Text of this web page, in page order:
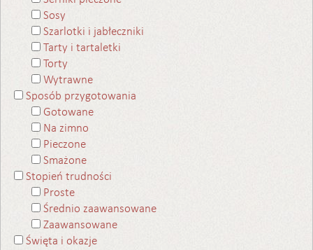
Sosy
Szarlotki i jabłeczniki
Tarty i tartaletki
Torty
Wytrawne
Sposób przygotowania
Gotowane
Na zimno
Pieczone
Smażone
Stopień trudności
Proste
Średnio zaawansowane
Zaawansowane
Święta i okazje